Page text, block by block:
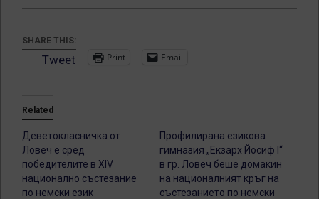
SHARE THIS:
Tweet Print Email
Related
Деветокласничка от
Ловеч е сред
победителите в XIV
национално състезание
по немски език
Профилирана езикова
гимназия „Екзарх Йосиф I“
в гр. Ловеч беше домакин
на националният кръг на
състезанието по немски